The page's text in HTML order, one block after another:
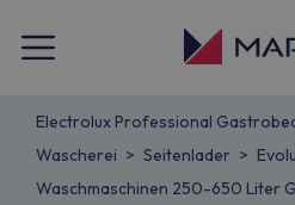
Electrolux Professional
Wascherei
Seitenlader
Waschmaschinen 250-650 Liter